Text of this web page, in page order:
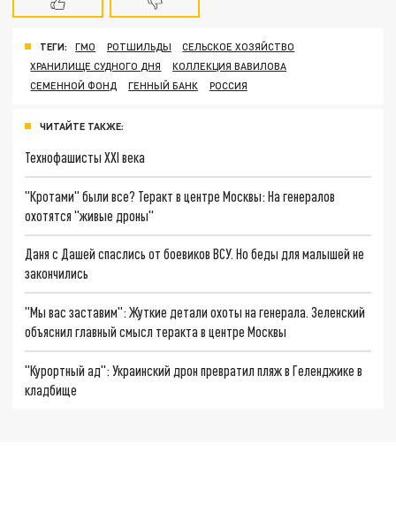
ТЕГИ: ГМО РОТШИЛЬДЫ
СЕЛЬСКОЕ ХОЗЯЙСТВО
ХРАНИЛИЩЕ СУДНОГО ДНЯ
КОЛЛЕКЦИЯ ВАВИЛОВА
СЕМЕННОЙ ФОНД
ГЕННЫЙ БАНК РОССИЯ
ЧИТАЙТЕ ТАКЖЕ:
Технофашисты XXI века
"Кротами" были все? Теракт в центре Москвы: На генералов
охотятся "живые дроны"
Даня с Дашей спаслись от боевиков ВСУ. Но беды для малышей не
закончились
"Мы вас заставим": Жуткие детали охоты на генерала. Зеленский
объяснил главный смысл теракта в центре Москвы
"Курортный ад": Украинский дрон превратил пляж в Геленджике в
кладбище